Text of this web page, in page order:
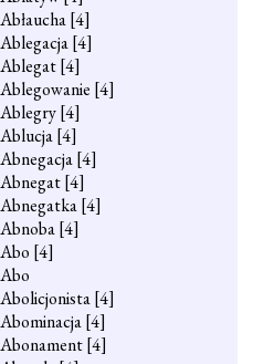
Abłaucha[4]
Ablegacja[4]
Ablegat[4]
Ablegowanie [4]
Ablegry[4]
Ablucja[4]
Abnegacja[4]
Abnegat[4]
Abnegatka[4]
Abnoba[4]
Abo [4]
Abo
Abolicjonista[4]
Abominacja[4]
Abonament[4]